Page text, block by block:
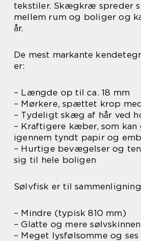
tekstiler. Skægkræ spreder
mellem rum og boliger og
år.
De mest markante
er:
– Længde op til ca. 18 mm
– Mørkere, spættet krop
– Tydeligt skæg af hår ved
– Kraftigere kæber, som kan
igennem tyndt papir og
– Hurtige bevægelser og
sig til hele boligen
Sølvfisk er til
– Mindre (typisk 810 mm)
– Glatte og mere
– Meget lysfølsomme og